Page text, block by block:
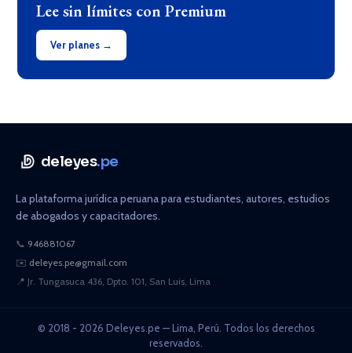
Lee sin límites con Premium
Ver planes →
deleyes.pe
La plataforma jurídica peruana para estudiantes, autores, estudios
de abogados y capacitadores.
📞 946881067
✉️ deleyes.pe@gmail.com
📍 Jr. Tungasuca 436, Dpto. 101, San Luis, Lima
© 2018 - 2026 Deleyes.pe — Lima, Perú. Todos los derechos
reservados.